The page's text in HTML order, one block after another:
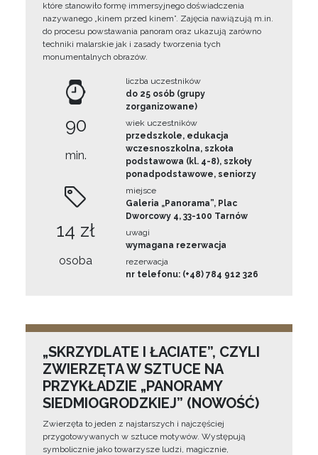
które stanowiło formę immersyjnego doświadczenia
nazywanego „kinem przed kinem”. Zajęcia nawiązują m.in.
do procesu powstawania panoram oraz ukazują zarówno
techniki malarskie jak i zasady tworzenia tych
monumentalnych obrazów.
90
min.
14 zł
osoba
liczba uczestników
do 25 osób (grupy
zorganizowane)
wiek uczestników
przedszkole, edukacja
wczesnoszkolna, szkoła
podstawowa (kl. 4-8), szkoły
ponadpodstawowe, seniorzy
miejsce
Galeria „Panorama”, Plac
Dworcowy 4, 33-100 Tarnów
uwagi
wymagana rezerwacja
rezerwacja
nr telefonu: (+48) 784 912 326
„SKRZYDLATE I ŁACIATE”, CZYLI
ZWIERZĘTA W SZTUCE NA
PRZYKŁADZIE „PANORAMY
SIEDMIOGRODZKIEJ” (NOWOŚĆ)
Zwierzęta to jeden z najstarszych i najczęściej
przygotowywanych w sztuce motywów. Występują
symbolicznie jako towarzysze ludzi, magicznie,